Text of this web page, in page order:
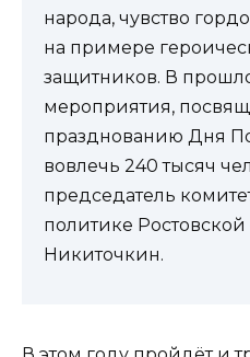
народа, чувство
на примере
защитников. В
мероприятия,
празднованию Дня
вовлечь 240 тысяч
председатель
политике
Никиточкин.